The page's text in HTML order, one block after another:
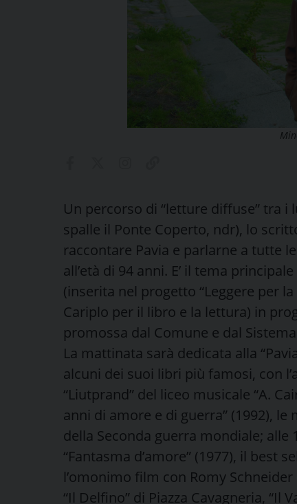
Un percorso di “letture diffuse” tra
spalle il Ponte Coperto, ndr), lo
raccontare Pavia e parlarne a tutte
all’età di 94 anni. E’ il tema
(inserita nel progetto “Leggere per
Cariplo per il libro e la lettura) in
promossa dal Comune e dal
La mattinata sarà dedicata alla
alcuni dei suoi libri più famosi, con
“Liutprand” del liceo musicale “A.
anni di amore e di guerra” (1992),
della Seconda guerra mondiale; alle
“Fantasma d’amore” (1977), il best
l’omonimo film con Romy
“Il Delfino” di Piazza Cavagneria, “Il